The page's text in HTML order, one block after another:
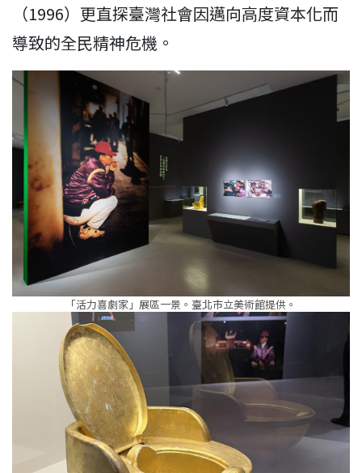
（1996）更直探臺灣社會因邁向高度資本化而
導致的全民精神危機。
「活力喜劇家」展區一景。臺北市立美術館提供。